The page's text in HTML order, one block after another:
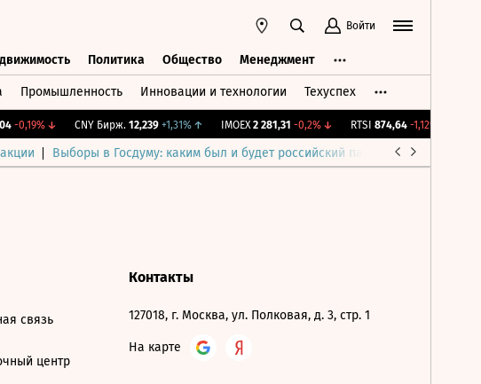
Войти
Политика Общество Менеджмент
Промышленность Инновации и технологии Техуспех
-0,19%↓ CNY Бирж. 12,239 +1,31%↑ IMOEX 2 281,31 -0,2%↓ RTSI 874,64 -1,12%
Выборы в Госдуму: каким был и будет российский парламент
связь
центр
Контакты
127018, г. Москва, ул. Полковая, д. 3, стр. 1
На карте